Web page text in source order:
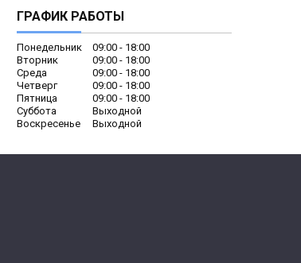
ГРАФИК РАБОТЫ
Понедельник 09:00
18:00
Вторник
09:00
18:00
Среда
09:00
18:00
Четверг
09:00
18:00
Пятница
09:00
18:00
Суббота
Выходной
Воскресенье
Выходной